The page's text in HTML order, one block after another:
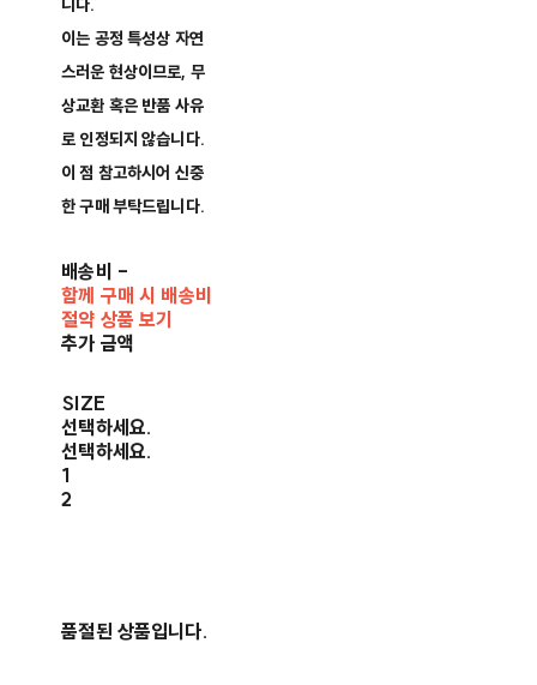
니다.​
이는 공정 특성상 자연
스러운 현상이므로, 무
상교환 혹은 반품 사유
로 인정되지 않습니다.​
이 점 참고하시어 신중
한 구매 부탁드립니다.​
배송비 -
함께 구매 시 배송비
절약 상품 보기
추가 금액
SIZE
선택하세요.
선택하세요.
1
2
품절된 상품입니다.